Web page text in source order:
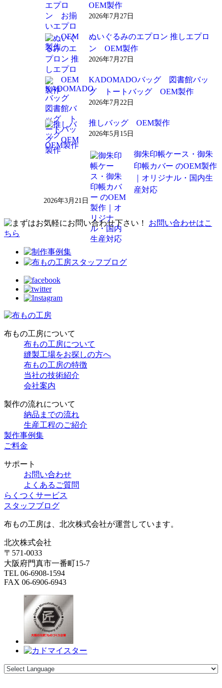
OEM製作
2026年7月27日
ぬいぐるみのエプロン 推しエプロ
ン OEM製作
2026年7月27日
KADOMADOバッグ 図書館バッ
グ トートバッグ OEM製作
2026年7月22日
推しバッグ OEM製作
2026年5月15日
御朱印帳ケース・御朱
印帳カバー のOEM製作
｜オリジナル・国内生
産対応
2026年3月21日
お問い合わせはこ
ちら
布もの工房について
布もの工房について
縫製工場をお探しの方へ
布もの工房の特徴
当社の技術紹介
会社案内
製作の流れについて
納品までの流れ
生産工程のご紹介
製作事例集
ご料金
サポート
お問い合わせ
よくあるご質問
らくつくサービス
スタッフブログ
布もの工房は、北次株式会社が運営しています。
北次株式会社
〒571-0033
大阪府門真市一番町15-7
TEL 06-6908-1594
FAX 06-6906-6943